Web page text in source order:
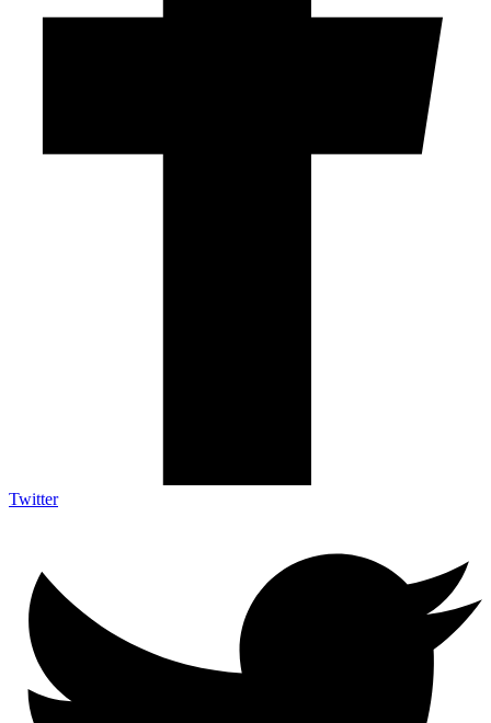
Twitter